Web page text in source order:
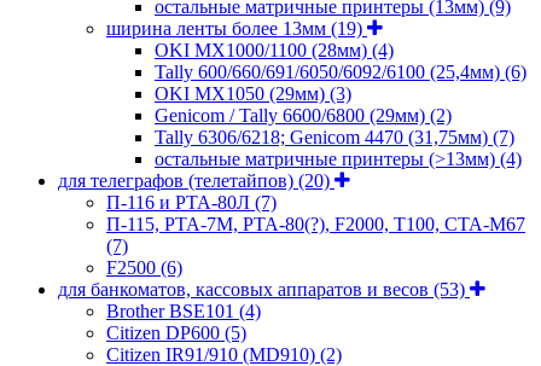
остальные матричные принтеры (13мм) (9)
ширина ленты более 13мм (19)
OKI MX1000/1100 (28мм) (4)
Tally 600/660/691/6050/6092/6100 (25,4мм) (6)
OKI MX1050 (29мм) (3)
Genicom / Tally 6600/6800 (29мм) (2)
Tally 6306/6218; Genicom 4470 (31,75мм) (7)
остальные матричные принтеры (>13мм) (4)
для телеграфов (телетайпов) (20)
П-116 и РТА-80Л (7)
П-115, РТА-7М, РТА-80(?), F2000, T100, СТА-М67
(7)
F2500 (6)
для банкоматов, кассовых аппаратов и весов (53)
Brother BSE101 (4)
Citizen DP600 (5)
Citizen IR91/910 (MD910) (2)